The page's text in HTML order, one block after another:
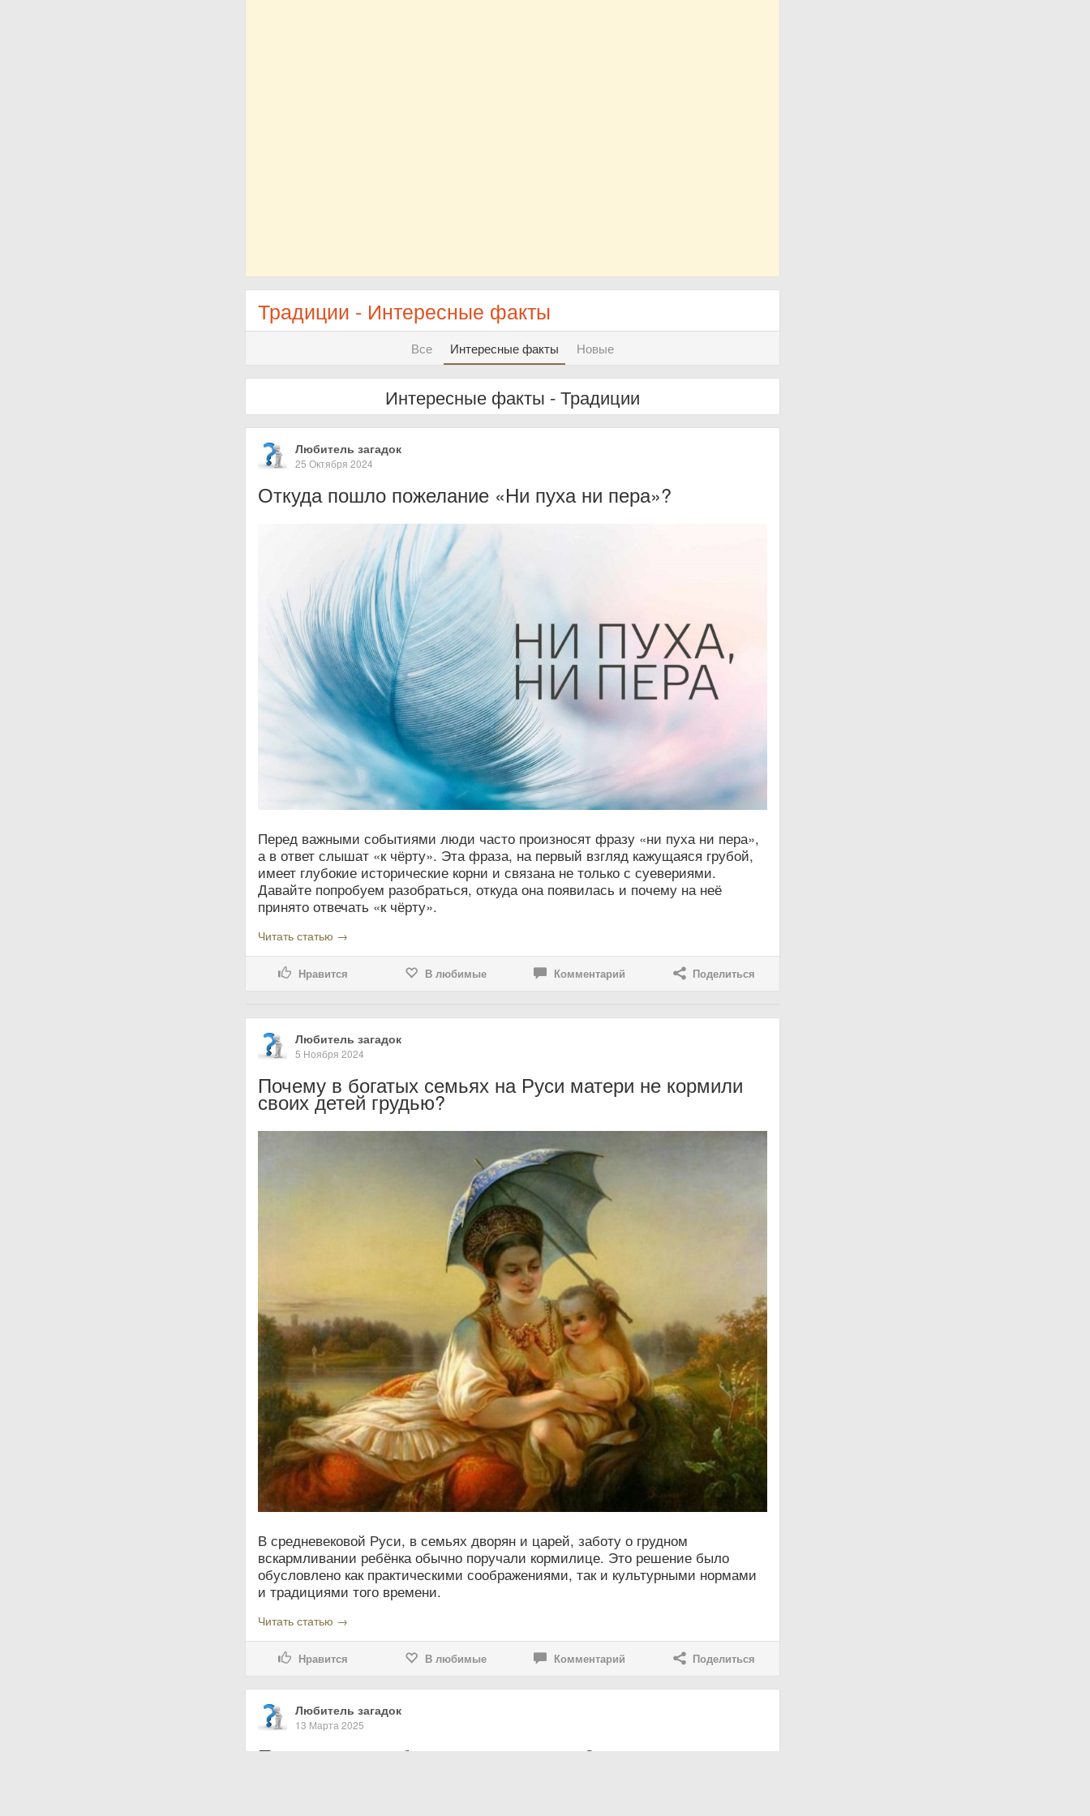
Традиции - Интересные факты
Все Интересные факты Новые
Интересные факты - Традиции
Любитель загадок
25 Октября 2024
Откуда пошло пожелание «Ни пуха ни пера»?
Перед важными событиями люди часто произносят фразу «ни пуха ни пера»,
а в ответ слышат «к чёрту». Эта фраза, на первый взгляд кажущаяся грубой,
имеет глубокие исторические корни и связана не только с суевериями.
Давайте попробуем разобраться, откуда она появилась и почему на неё
принято отвечать «к чёрту».
Читать статью →
Нравится В любимые Комментарий Поделиться
Любитель загадок
5 Ноября 2024
Почему в богатых семьях на Руси матери не кормили
своих детей грудью?
В средневековой Руси, в семьях дворян и царей, заботу о грудном
вскармливании ребёнка обычно поручали кормилице. Это решение было
обусловлено как практическими соображениями, так и культурными нормами
и традициями того времени.
Читать статью →
Нравится В любимые Комментарий Поделиться
Любитель загадок
13 Марта 2025
Почему посуда бьется «на счастье»?